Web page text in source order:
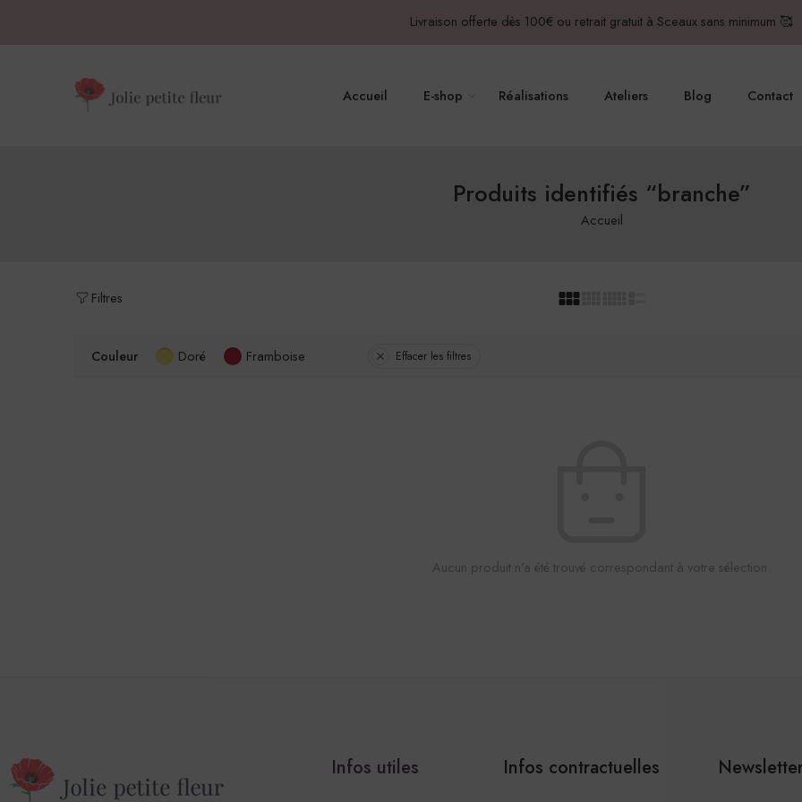
Livraison offerte dès 100€ ou retrait gratuit à Sceaux sans minimum 🥰
Accueil E-shop Réalisations Ateliers Blog Contact
Produits identifiés “branche”
Accueil
Filtres
Couleur Doré Framboise Effacer les filtres
Aucun produit n'a été trouvé correspondant à votre sélection.
Infos utiles Infos contractuelles